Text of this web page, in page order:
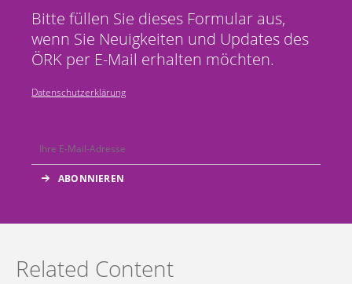
Bitte füllen Sie dieses Formular aus,
wenn Sie Neuigkeiten und Updates des
ÖRK per E-Mail erhalten möchten.
Datenschutzerklärung
Related Content